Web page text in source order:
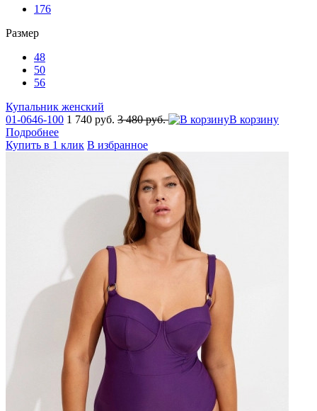
176
Размер
48
50
56
Купальник женский
01-0646-100 1 740 руб. 3 480 руб.
В корзину
Подробнее
Купить в 1 клик В избранное